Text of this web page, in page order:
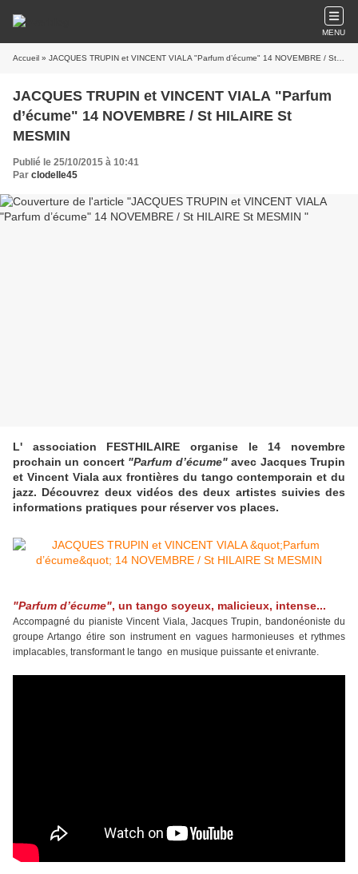
MENU
Accueil » JACQUES TRUPIN et VINCENT VIALA "Parfum d’écume" 14 NOVEMBRE / St HILAIRE St MESMIN
JACQUES TRUPIN et VINCENT VIALA "Parfum
d’écume" 14 NOVEMBRE / St HILAIRE St
MESMIN
Publié le 25/10/2015 à 10:41
Par clodelle45
L' association FESTHILAIRE organise le 14 novembre
prochain un concert "Parfum d’écume"avec Jacques Trupin
et Vincent Viala aux frontières du tango contemporain et du
jazz. Découvrez deux vidéos des deux artistes suivies des
informations pratiques pour réserver vos places.
"Parfum d’écume", un tango soyeux, malicieux, intense...
Accompagné du pianiste Vincent Viala, Jacques Trupin, bandonéoniste du
groupe Artango étire son instrument en vagues harmonieuses et rythmes
implacables, transformant le tango en musique puissante et enivrante.